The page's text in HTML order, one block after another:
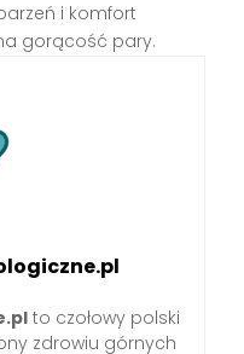
i komfort
gorącość pary.
to czołowy polski
zdrowiu górnych